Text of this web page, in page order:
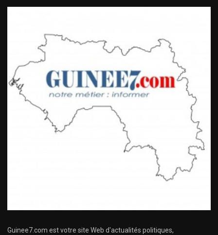
Guinee7.com est votre site Web d'actualités politiques,